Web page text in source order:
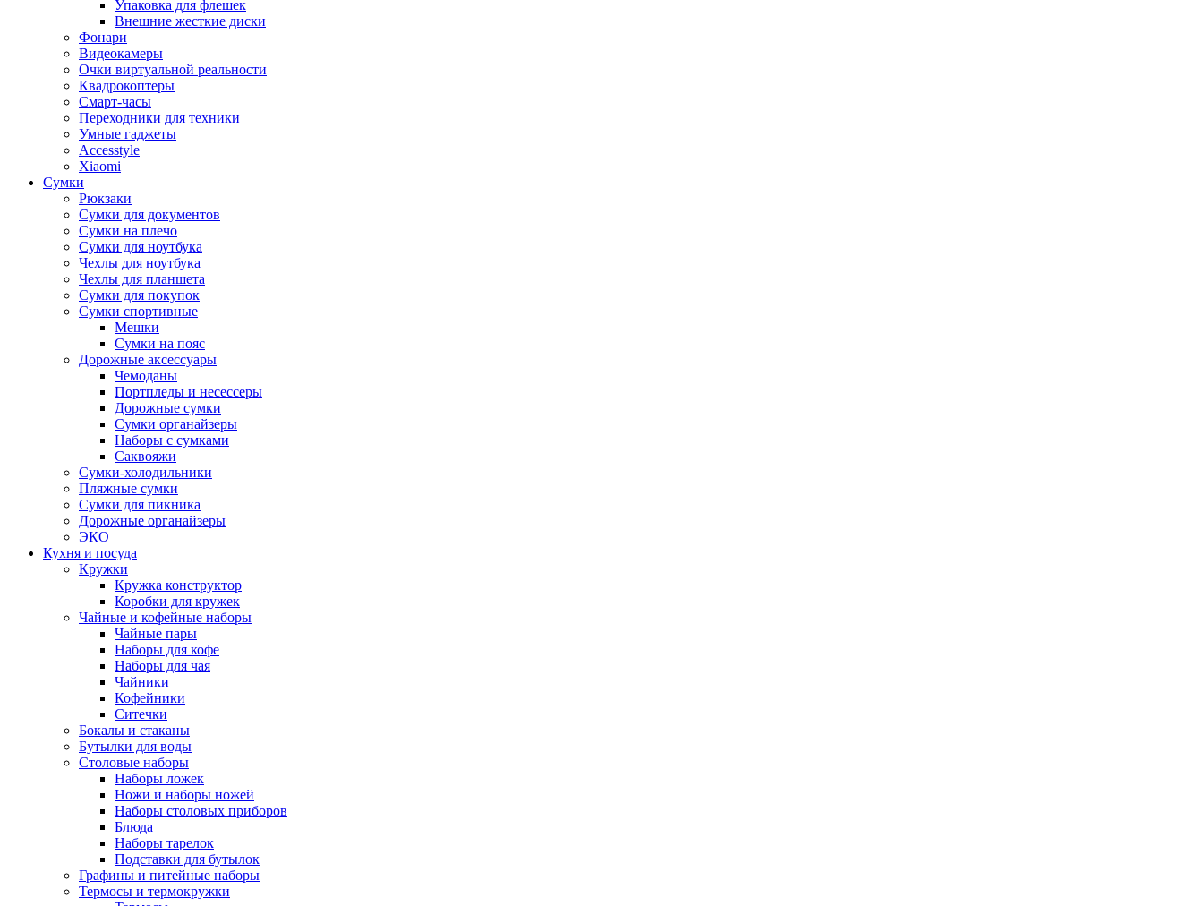
Упаковка для флешек
Внешние жесткие диски
Фонари
Видеокамеры
Очки виртуальной реальности
Квадрокоптеры
Смарт-часы
Переходники для техники
Умные гаджеты
Accesstyle
Xiaomi
Сумки
Рюкзаки
Сумки для документов
Сумки на плечо
Сумки для ноутбука
Чехлы для ноутбука
Чехлы для планшета
Сумки для покупок
Сумки спортивные
Мешки
Сумки на пояс
Дорожные аксессуары
Чемоданы
Портпледы и несессеры
Дорожные сумки
Сумки органайзеры
Наборы с сумками
Саквояжи
Сумки-холодильники
Пляжные сумки
Сумки для пикника
Дорожные органайзеры
ЭКО
Кухня и посуда
Кружки
Кружка конструктор
Коробки для кружек
Чайные и кофейные наборы
Чайные пары
Наборы для кофе
Наборы для чая
Чайники
Кофейники
Ситечки
Бокалы и стаканы
Бутылки для воды
Столовые наборы
Наборы ложек
Ножи и наборы ножей
Наборы столовых приборов
Блюда
Наборы тарелок
Подставки для бутылок
Графины и питейные наборы
Термосы и термокружки